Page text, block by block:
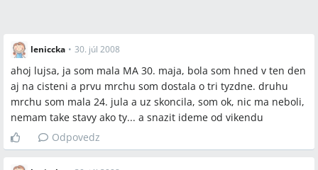
leniccka • 30. júl 2008
ahoj lujsa, ja som mala MA 30. maja, bola som hned v ten den
aj na cisteni a prvu mrchu som dostala o tri tyzdne. druhu
mrchu som mala 24. jula a uz skoncila, som ok, nic ma neboli,
nemam take stavy ako ty... a snazit ideme od vikendu
Odpovedz